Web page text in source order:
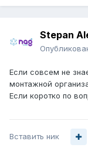
Stepan
Если совсем не
монтажной
Если коротко по
Вставить ник